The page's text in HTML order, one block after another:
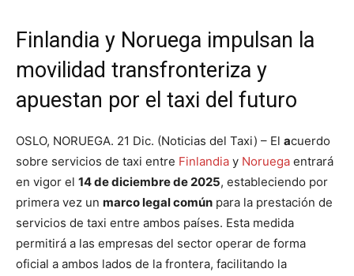
Finlandia y Noruega impulsan la
movilidad transfronteriza y
apuestan por el taxi del futuro
OSLO, NORUEGA. 21 Dic. (Noticias del Taxi) – El acuerdo
sobre servicios de taxi entre Finlandia y Noruega entrará
en vigor el 14 de diciembre de 2025, estableciendo por
primera vez un marco legal común para la prestación de
servicios de taxi entre ambos países. Esta medida
permitirá a las empresas del sector operar de forma
oficial a ambos lados de la frontera, facilitando la